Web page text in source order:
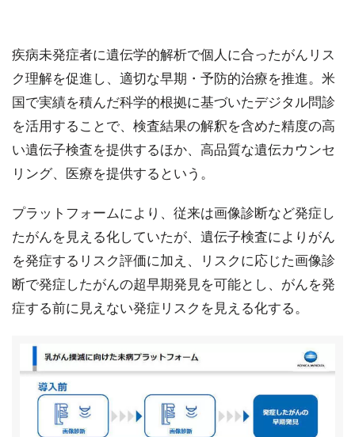
疾病未発症者に遺伝学的解析で個人に合ったがんリス
ク理解を促進し、適切な早期・予防的治療を推進。米
国で実績を積んだ科学的根拠に基づいたデジタル問診
を活用することで、検査結果の解釈を含めた精度の高
い遺伝子検査を提供するほか、高品質な遺伝カウンセ
リング、医療を提供するという。
プラットフォームにより、従来は画像診断など発症し
たがんを見える化していたが、遺伝子検査によりがん
を発症するリスク評価に加え、リスクに応じた画像診
断で発症したがんの超早期発見を可能とし、がんを発
症する前に見えない発症リスクを見える化する。